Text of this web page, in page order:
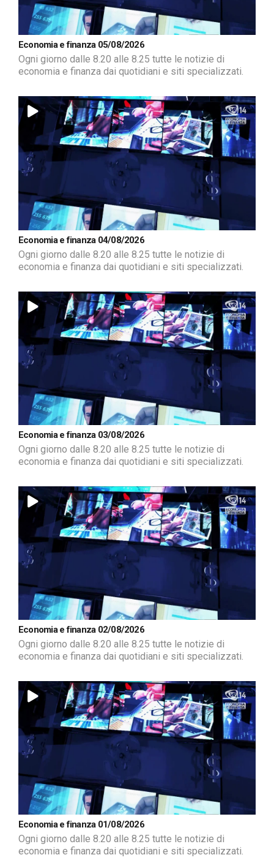
Economia e finanza 05/08/2026
Ogni giorno dalle 8.20 alle 8.25 tutte le notizie di
economia e finanza dai quotidiani e siti specializzati.
Economia e finanza 04/08/2026
Ogni giorno dalle 8.20 alle 8.25 tutte le notizie di
economia e finanza dai quotidiani e siti specializzati.
Economia e finanza 03/08/2026
Ogni giorno dalle 8.20 alle 8.25 tutte le notizie di
economia e finanza dai quotidiani e siti specializzati.
Economia e finanza 02/08/2026
Ogni giorno dalle 8.20 alle 8.25 tutte le notizie di
economia e finanza dai quotidiani e siti specializzati.
Economia e finanza 01/08/2026
Ogni giorno dalle 8.20 alle 8.25 tutte le notizie di
economia e finanza dai quotidiani e siti specializzati.